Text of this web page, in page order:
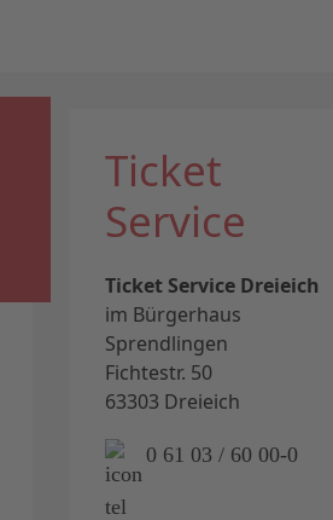
Ticket
Service
Ticket Service Dreieich
im Bürgerhaus
Sprendlingen
Fichtestr. 50
63303 Dreieich
0 61 03 / 60 00-0